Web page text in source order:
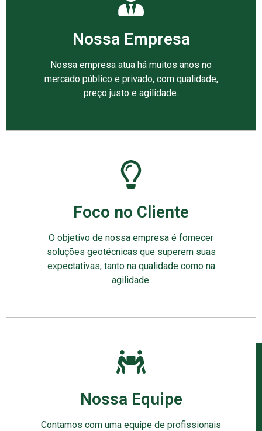
Nossa Empresa
Nossa empresa atua há muitos anos no
mercado público e privado, com qualidade,
preço justo e agilidade.
Foco no Cliente
O objetivo de nossa empresa é fornecer
soluções geotécnicas que superem suas
expectativas, tanto na qualidade como na
agilidade.
Nossa Equipe
Contamos com uma equipe de profissionais